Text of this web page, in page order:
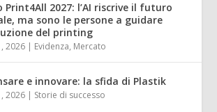
Print4All 2027: l’AI riscrive il futuro
ma sono le persone a guidare
del printing
2026 | Evidenza, Mercato
e innovare: la sfida di Plastik
2026 | Storie di successo